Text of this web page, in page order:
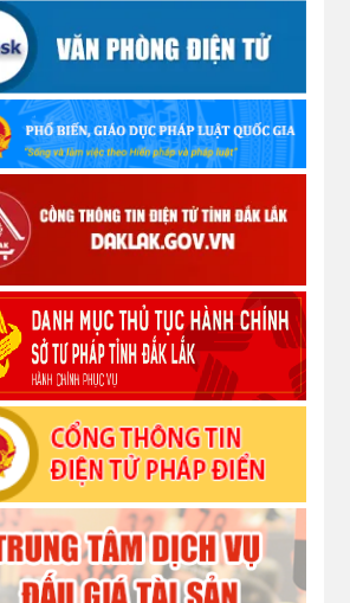
thiệt hại do bão số 10 gây ra
2025)
TỈNH ĐẮK LẮK KHUYẾN CÁO
DÂN TĂNG CƯỜNG PHÒNG,
BỆNH TẢ
2025)
phòng công bố thủ tục hành
đủ điều kiện tái cấu trúc thực hiện
một phần trên môi trường điện
2025)
trị, Ban Bí thư kết luận về phân
quyền trong vận hành chính
địa phương 2 cấp
2025)